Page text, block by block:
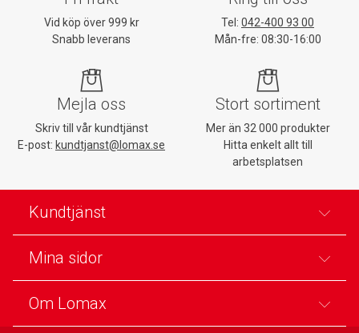
Vid köp över 999 kr
Snabb leverans
Tel: 042-400 93 00
Mån-fre: 08:30-16:00
Mejla oss
Skriv till vår kundtjänst
E-post: kundtjanst@lomax.se
Stort sortiment
Mer än 32 000 produkter
Hitta enkelt allt till
arbetsplatsen
Kundtjänst
Mina sidor
Om Lomax